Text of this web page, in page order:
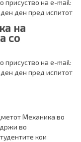
присуство на e-mail:
ден пред испитот
на
со
присуство на e-mail:
ден пред испитот
Механика во
во
кои